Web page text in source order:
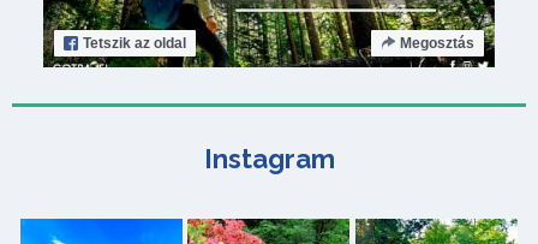
Tetszik az oldal Megosztás
Instagram